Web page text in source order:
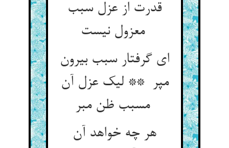
قدرت از عزل سبب
معزول نیست
ای گرفتار سبب بیرون
مپر ** لیک عزل آن
مسبب ظن مبر
هر چه خواهد آن